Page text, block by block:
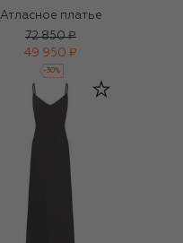
Атласное платье
72 850 ₽
49 950 ₽
-30%